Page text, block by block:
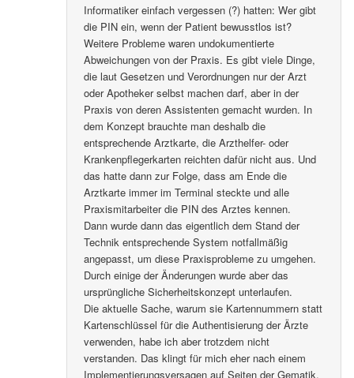
Informatiker einfach vergessen (?) hatten: Wer gibt
die PIN ein, wenn der Patient bewusstlos ist?
Weitere Probleme waren undokumentierte
Abweichungen von der Praxis. Es gibt viele Dinge,
die laut Gesetzen und Verordnungen nur der Arzt
oder Apotheker selbst machen darf, aber in der
Praxis von deren Assistenten gemacht wurden. In
dem Konzept brauchte man deshalb die
entsprechende Arztkarte, die Arzthelfer- oder
Krankenpflegerkarten reichten dafür nicht aus. Und
das hatte dann zur Folge, dass am Ende die
Arztkarte immer im Terminal steckte und alle
Praxismitarbeiter die PIN des Arztes kennen.
Dann wurde dann das eigentlich dem Stand der
Technik entsprechende System notfallmäßig
angepasst, um diese Praxisprobleme zu umgehen.
Durch einige der Änderungen wurde aber das
ursprüngliche Sicherheitskonzept unterlaufen.
Die aktuelle Sache, warum sie Kartennummern statt
Kartenschlüssel für die Authentisierung der Ärzte
verwenden, habe ich aber trotzdem nicht
verstanden. Das klingt für mich eher nach einem
Implementierungsversagen auf Seiten der Gematik.